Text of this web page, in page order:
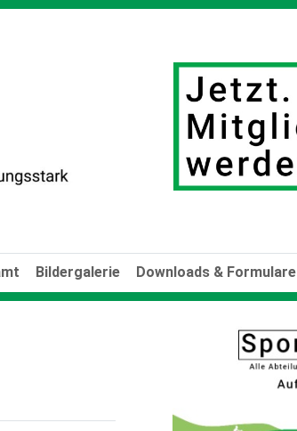
Bildergalerie Downloads & Formulare